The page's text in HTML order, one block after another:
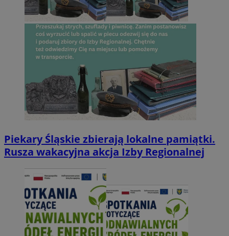
Piekary Śląskie zbierają lokalne pamiątki.
Rusza wakacyjna akcja Izby Regionalnej